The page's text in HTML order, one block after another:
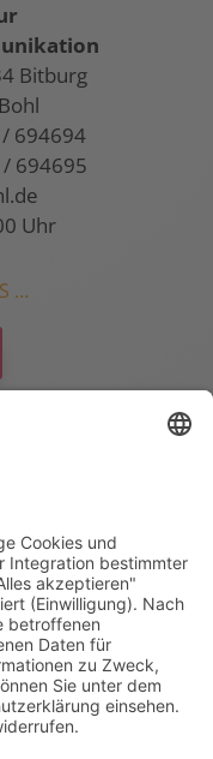
Bitburg
694694
/ 694695
Uhr
…
von uns und
in Ruhe bei
WEITER …